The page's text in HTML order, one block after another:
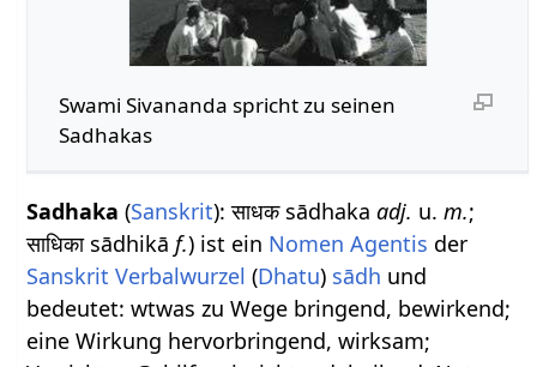
Swami Sivananda spricht zu seinen
Sadhakas
Sadhaka (Sanskrit): साधक sādhakaadj. u.m.;
साधिका sādhikāf.) ist ein Nomen Agentis der
Sanskrit Verbalwurzel (Dhatu) sādh und
bedeutet: wtwas zu Wege bringend, bewirkend;
eine Wirkung hervorbringend, wirksam;